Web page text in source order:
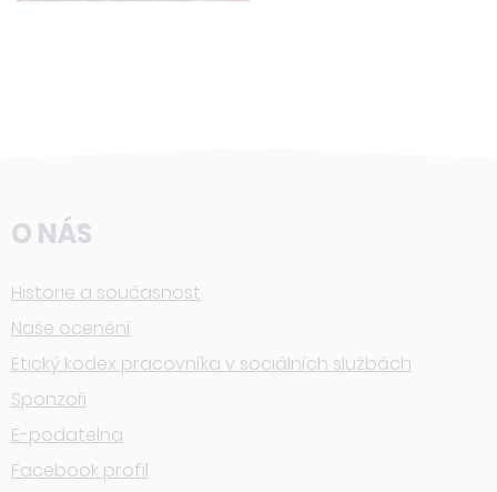
O NÁS
Historie a současnost
Naše ocenění
Etický kodex pracovníka v sociálních službách
Sponzoři
E-podatelna
Facebook profil